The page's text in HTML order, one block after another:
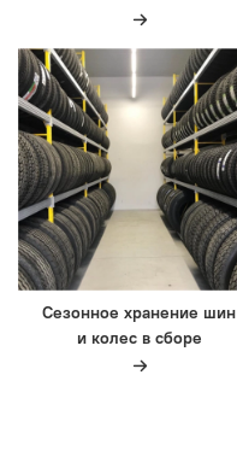
Сезонное хранение шин
и колес в сборе